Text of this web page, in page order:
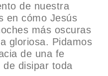
de nuestra
en cómo Jesús
más oscuras
gloriosa. Pidamos
de una fe
de disipar toda